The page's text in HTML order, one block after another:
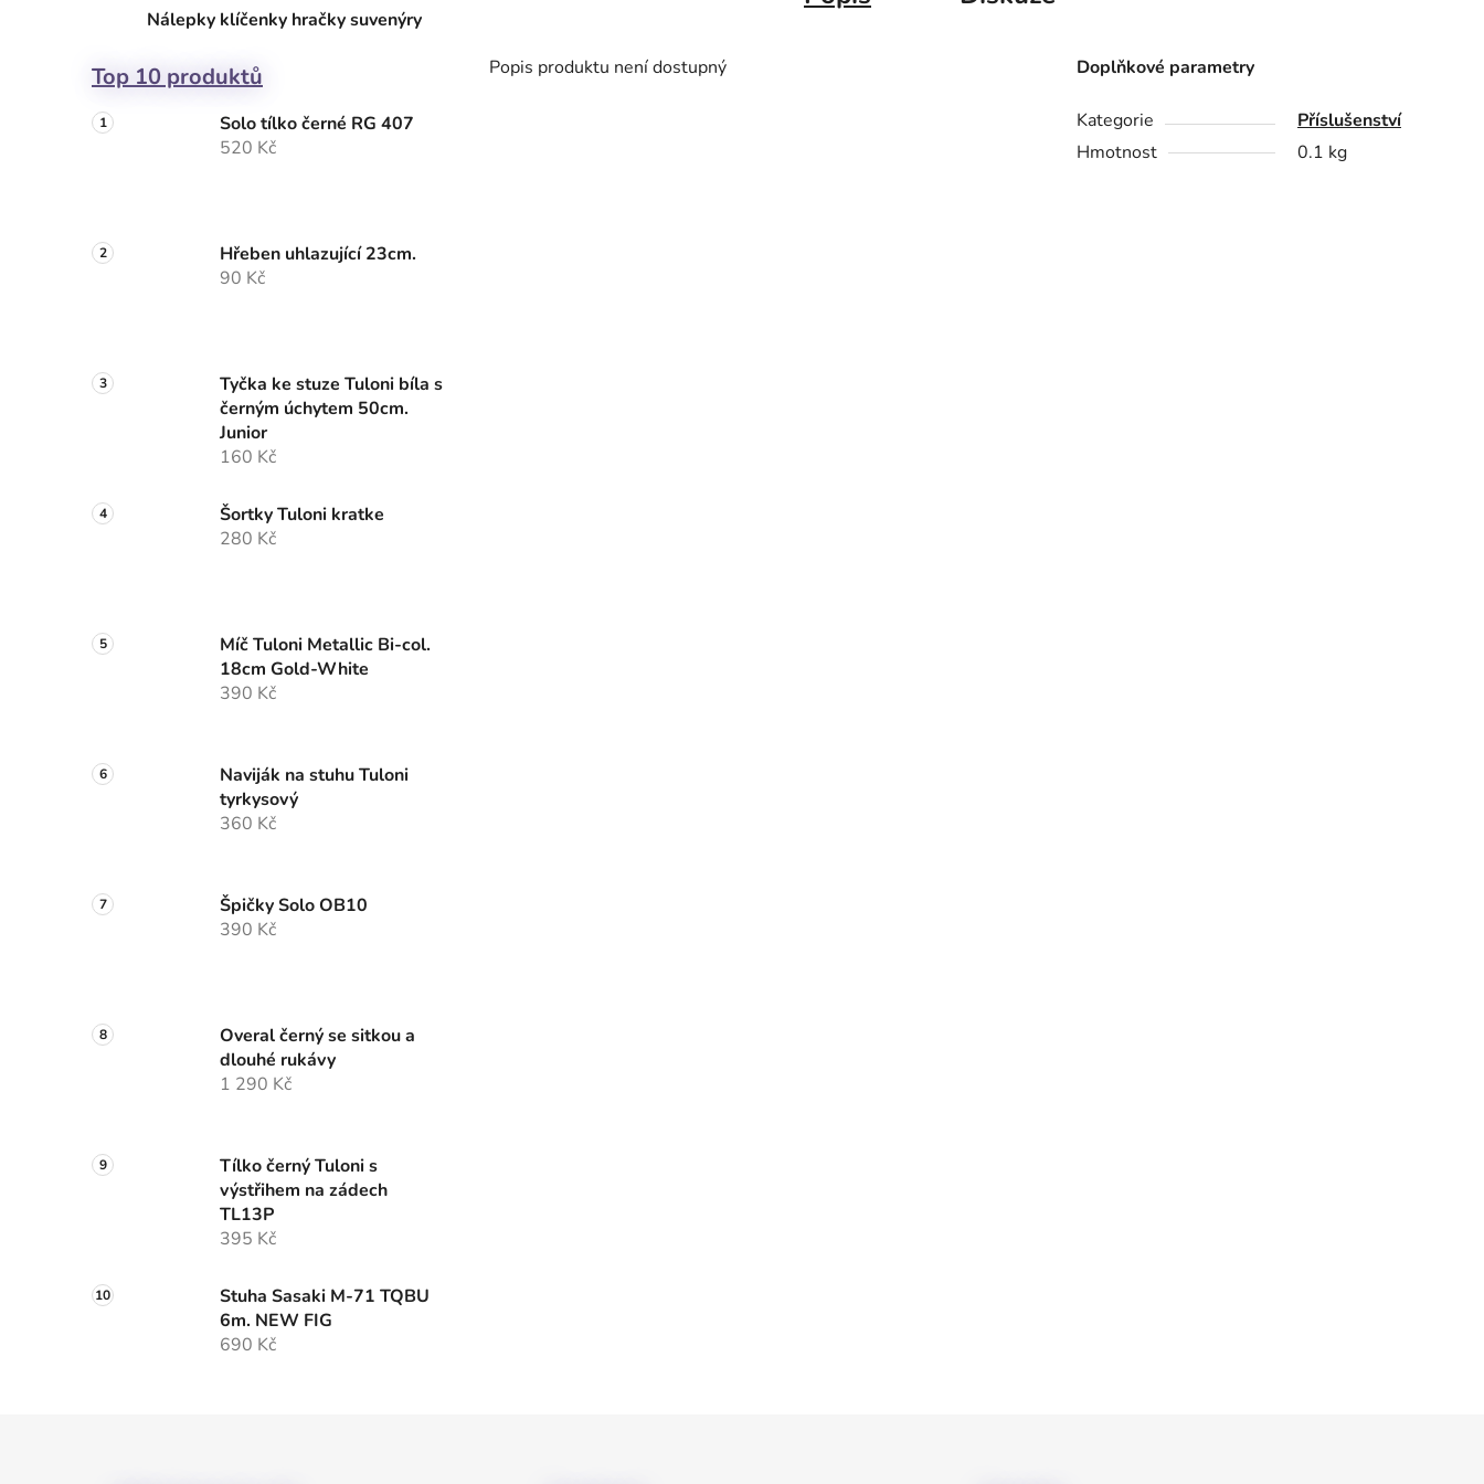
Nálepky klíčenky hračky suvenýry
Top 10 produktů
Solo tílko černé RG 407
520 Kč
Hřeben uhlazující 23cm.
90 Kč
Tyčka ke stuze Tuloni bíla s
černým úchytem 50cm.
Junior
160 Kč
Šortky Tuloni kratke
280 Kč
Míč Tuloni Metallic Bi-col.
18cm Gold-White
390 Kč
Naviják na stuhu Tuloni
tyrkysový
360 Kč
Špičky Solo OB10
390 Kč
Overal černý se sitkou a
dlouhé rukávy
1 290 Kč
Tílko černý Tuloni s
výstřihem na zádech
TL13P
395 Kč
Stuha Sasaki M-71 TQBU
6m. NEW FIG
690 Kč
Popis produktu není dostupný Doplňkové parametry
Kategorie
Příslušenství
Hmotnost
0.1 kg